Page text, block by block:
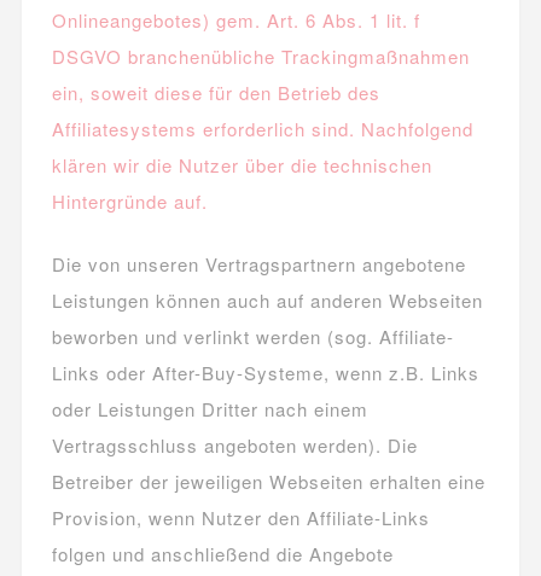
Onlineangebotes) gem. Art. 6 Abs. 1 lit. f
DSGVO branchenübliche Trackingmaßnahmen
ein, soweit diese für den Betrieb des
Affiliatesystems erforderlich sind. Nachfolgend
klären wir die Nutzer über die technischen
Hintergründe auf.
Die von unseren Vertragspartnern angebotene
Leistungen können auch auf anderen Webseiten
beworben und verlinkt werden (sog. Affiliate-
Links oder After-Buy-Systeme, wenn z.B. Links
oder Leistungen Dritter nach einem
Vertragsschluss angeboten werden). Die
Betreiber der jeweiligen Webseiten erhalten eine
Provision, wenn Nutzer den Affiliate-Links
folgen und anschließend die Angebote